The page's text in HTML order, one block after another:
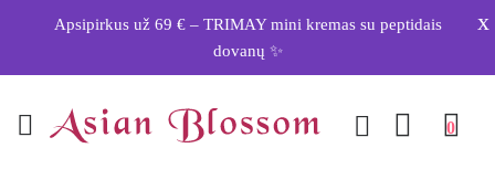
Apsipirkus už 69 € – TRIMAY mini kremas su peptidais
dovanų ✨
x
0